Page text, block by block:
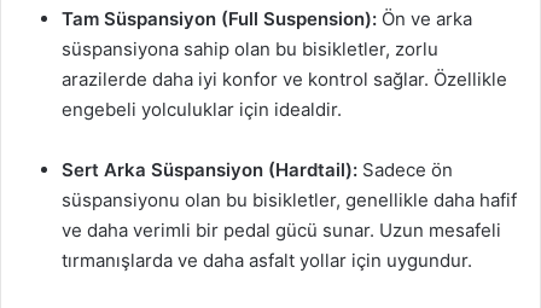
Tam Süspansiyon (Full Suspension): Ön ve arka
süspansiyona sahip olan bu bisikletler, zorlu
arazilerde daha iyi konfor ve kontrol sağlar. Özellikle
engebeli yolculuklar için idealdir.
Sert Arka Süspansiyon (Hardtail): Sadece ön
süspansiyonu olan bu bisikletler, genellikle daha hafif
ve daha verimli bir pedal gücü sunar. Uzun mesafeli
tırmanışlarda ve daha asfalt yollar için uygundur.